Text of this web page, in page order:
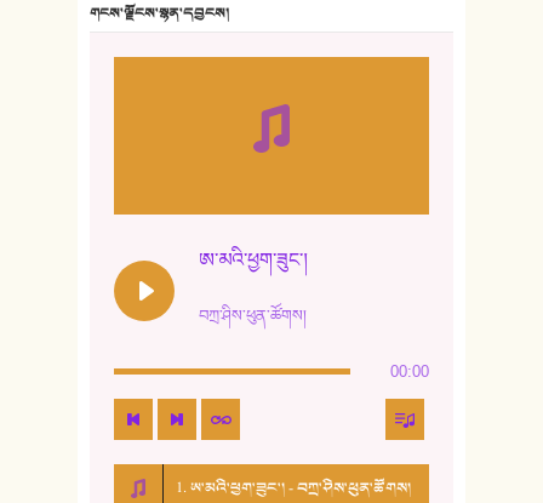
གངས་ལྗོངས་སྙན་དབྱངས།
ཨ་མའི་ཕྱག་ཟུང་།
བཀྲ་ཤིས་ཕུན་ཚོགས།
00:00
1. ཨ་མའི་ཕྱག་ཟུང་། - བཀྲ་ཤིས་ཕུན་ཚོགས།